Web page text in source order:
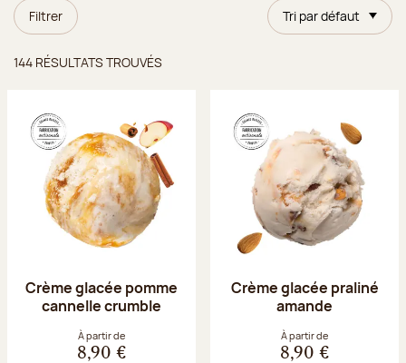
Filtrer Tri par défaut
144 RÉSULTATS TROUVÉS
Crème glacée pomme
cannelle crumble
À partir de
8,90 €
Crème glacée praliné
amande
À partir de
8,90 €